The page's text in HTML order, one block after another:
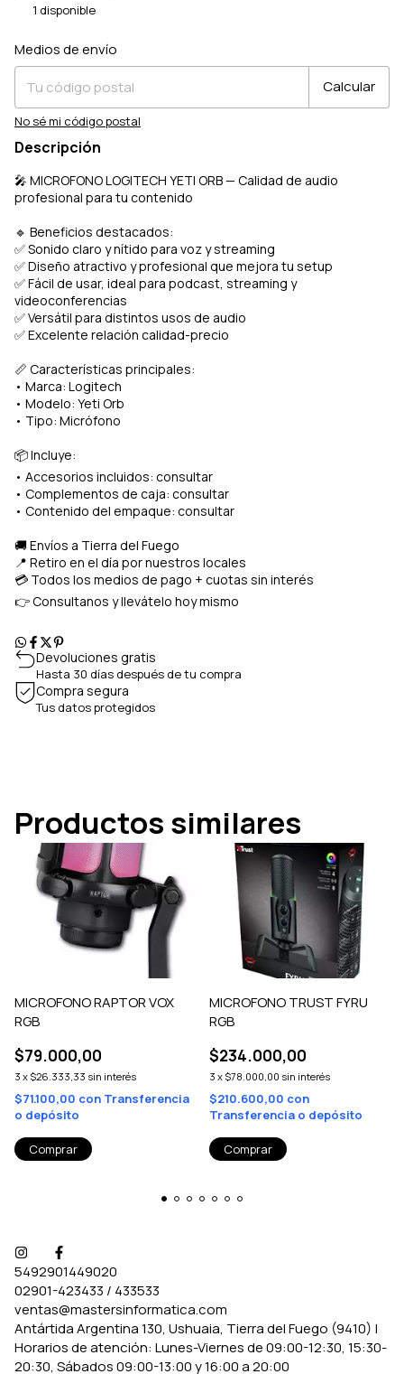
1 disponible
Entregas para el CP:
Medios de envío
Calcular
No sé mi código postal
Descripción
🎤 MICROFONO LOGITECH YETI ORB — Calidad de audio
profesional para tu contenido
🔹 Beneficios destacados:
✅ Sonido claro y nítido para voz y streaming
✅ Diseño atractivo y profesional que mejora tu setup
✅ Fácil de usar, ideal para podcast, streaming y
videoconferencias
✅ Versátil para distintos usos de audio
✅ Excelente relación calidad-precio
📏 Características principales:
• Marca: Logitech
• Modelo: Yeti Orb
• Tipo: Micrófono
📦 Incluye:
• Accesorios incluidos: consultar
• Complementos de caja: consultar
• Contenido del empaque: consultar
🚚 Envíos a Tierra del Fuego
📍 Retiro en el día por nuestros locales
💳 Todos los medios de pago + cuotas sin interés
👉 Consultanos y llevátelo hoy mismo
Devoluciones gratis
Hasta 30 días después de tu compra
Compra segura
Tus datos protegidos
Productos similares
MICROFONO RAPTOR VOX
RGB
$79.000,00
3 x $26.333,33 sin interés
$71.100,00 con Transferencia
o depósito
MICROFONO TRUST FYRU
RGB
$234.000,00
3 x $78.000,00 sin interés
$210.600,00 con
Transferencia o depósito
5492901449020
02901-423433 / 433533
ventas@mastersinformatica.com
Antártida Argentina 130, Ushuaia, Tierra del Fuego (9410) |
Horarios de atención: Lunes-Viernes de 09:00-12:30, 15:30-
20:30, Sábados 09:00-13:00 y 16:00 a 20:00